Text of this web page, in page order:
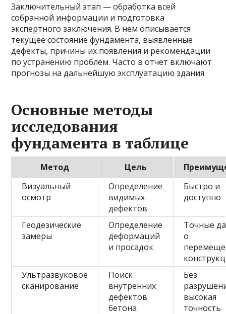
Заключительный этап — обработка всей
собранной информации и подготовка
экспертного заключения. В нем описывается
текущее состояние фундамента, выявленные
дефекты, причины их появления и рекомендации
по устранению проблем. Часто в отчет включают
прогнозы на дальнейшую эксплуатацию здания.
Основные методы
исследования
фундамента в таблице
Метод Цель
Визуальный
осмотр
Определение
видимых
дефектов
Быстро и
доступно
Геодезические
замеры
Определение
деформаций
и просадок
Точные
о
Ультразвуковое
сканирование
Поиск
внутренних
дефектов
бетона
Без
высокая
точность